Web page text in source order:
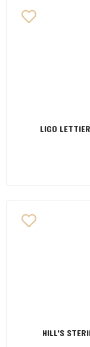
LIGO
HILL'S